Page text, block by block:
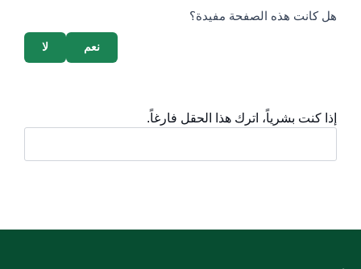
survey_v2
هل كانت هذه الصفحة مفيدة؟
لا نعم
إذا كنت بشرياً، اترك هذا الحقل فارغاً.